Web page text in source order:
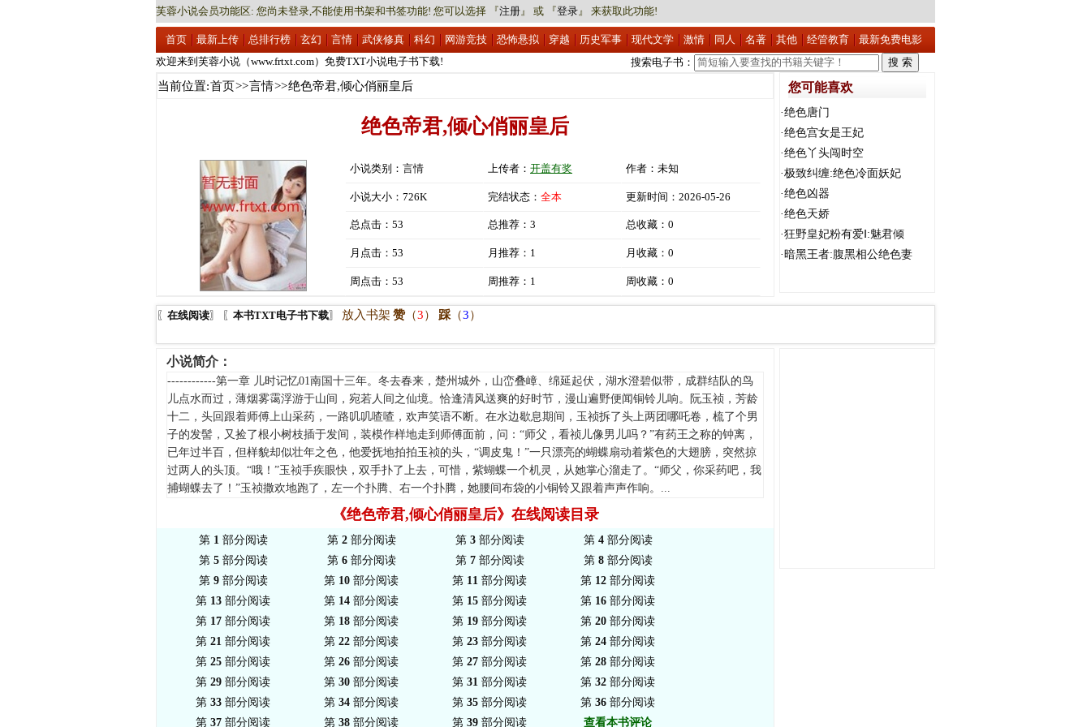
芙蓉小说会员功能区: 您尚未登录,不能使用书架和书签功能! 您可以选择 『注册』 或 『登录』 来获取此功能!
首页 最新上传 总排行榜 玄幻 言情 武侠修真 科幻 网游竞技 恐怖悬拟 穿越 历史军事 现代文学 激情 同人 名著 其他 经管教育
最新免费电影
欢迎来到芙蓉小说（www.frtxt.com）免费TXT小说电子书下载!
欢迎来到芙蓉小说（www.frtxt.com）免费TXT小说电子书下载!
搜索电子书：
当前位置:首页>>言情>> 绝色帝君,倾心俏丽皇后
绝色帝君,倾心俏丽皇后
小说类别： 言情 上传者： 开盖有奖 作者：未知
小说大小：726K 完结状态： 全本 更新时间：2026-05-26
总点击：53 总推荐：3 总收藏：0
月点击：53 月推荐：1 月收藏：0
周点击：53 周推荐：1 周收藏：0
您可能喜欢
·绝色唐门
·绝色宫女是王妃
·绝色丫头闯时空
·极致纠缠:绝色冷面妖妃
·绝色凶器
·绝色天娇
·狂野皇妃粉有爱Ⅰ:魅君倾
·暗黑王者:腹黑相公绝色妻
〖 在线阅读〗 〖 本书TXT电子书下载〗 放入书架 赞（3） 踩 （3）
小说简介：
------------第一章 儿时记忆01南国十三年。冬去春来，楚州城外，山峦叠嶂、绵延起伏，湖水澄碧似带，成群结队的鸟
儿点水而过，薄烟雾霭浮游于山间，宛若人间之仙境。恰逢清风送爽的好时节，漫山遍野便闻铜铃儿响。阮玉祯，芳龄
十二，头回跟着师傅上山采药，一路叽叽喳喳，欢声笑语不断。在水边歇息期间，玉祯拆了头上两团哪吒卷，梳了个男
子的发髻，又捡了根小树枝插于发间，装模作样地走到师傅面前，问：“师父，看祯儿像男儿吗？”有药王之称的钟离，
已年过半百，但样貌却似壮年之色，他爱抚地拍拍玉祯的头，“调皮鬼！”一只漂亮的蝴蝶扇动着紫色的大翅膀，突然掠
过两人的头顶。“哦！”玉祯手疾眼快，双手扑了上去，可惜，紫蝴蝶一个机灵，从她掌心溜走了。“师父，你采药吧，我
捕蝴蝶去了！”玉祯撒欢地跑了，左一个扑腾、右一个扑腾，她腰间布袋的小铜铃又跟着声声作响。...
《绝色帝君,倾心俏丽皇后》在线阅读目录
第 1 部分阅读 第 2部分阅读 第 3部分阅读 第 4部分阅读
第 5部分阅读 第 6部分阅读 第 7部分阅读 第 8部分阅读
第 9部分阅读 第 10 部分阅读 第 11 部分阅读 第 12 部分阅读
第 13 部分阅读 第 14 部分阅读 第 15 部分阅读 第 16 部分阅读
第 17 部分阅读 第 18 部分阅读 第 19 部分阅读 第 20 部分阅读
第 21 部分阅读 第 22 部分阅读 第 23 部分阅读 第 24 部分阅读
第 25 部分阅读 第 26 部分阅读 第 27 部分阅读 第 28 部分阅读
第 29 部分阅读 第 30 部分阅读 第 31 部分阅读 第 32 部分阅读
第 33 部分阅读 第 34 部分阅读 第 35 部分阅读 第 36 部分阅读
第 37 部分阅读 第 38 部分阅读 第 39 部分阅读 查看本书评论